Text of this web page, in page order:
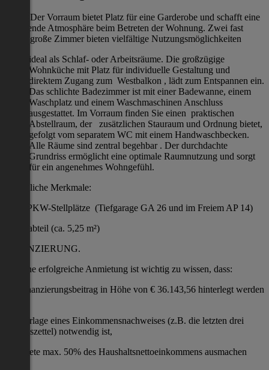
legen. Der Vorraum bietet Platz für eine Garderobe und schafft eine
einladende Atmosphäre beim Betreten der Wohnung. Zwei fast
gleich große Zimmer bieten vielfältige Nutzungsmöglichkeiten
ideal als Schlaf- oder Arbeitsräume. Die großzügige
Wohnküche mit Platz für individuelle Gestaltung und
direktem Zugang zum Westbalkon , lädt zum Entspannen ein.
Das schlichte Badezimmer ist mit einer Badewanne, einem
Waschplatz und einem Waschmaschinen Anschluss
ausgestattet. Im Vorraum finden Sie einen praktischen
Abstellraum, der zusätzlichen Stauraum und Ordnung bietet,
gefolgt vom separatem WC mit einem Handwaschbecken.
Alle Räume sind zentral begehbar . Der durchdachte
Grundriss ermöglicht eine optimale Raumnutzung und sorgt
für ein angenehmes Wohngefühl.
Zusätzliche Merkmale:
Zwei PKW-Stellplätze (Tiefgarage GA 26 und im Freiem AP 14)
Kellerabteil (ca. 5,25 m²)
FINANZIERUNG.
Für eine erfolgreiche Anmietung ist wichtig zu wissen, dass:
ein Finanzierungsbeitrag in Höhe von € 36.143,56 hinterlegt werden
die Vorlage eines Einkommensnachweises (z.B. die letzten drei
Gehaltszettel) notwendig ist,
die Miete max. 50% des Haushaltsnettoeinkommens ausmachen